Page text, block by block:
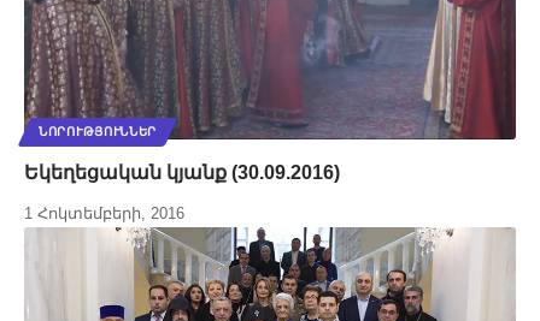
ՆՈՐՈՒԹՅՈՒՆՆԵՐ
Եկեղեցական կյանք (30.09.2016)
1 Հոկտեմբերի, 2016